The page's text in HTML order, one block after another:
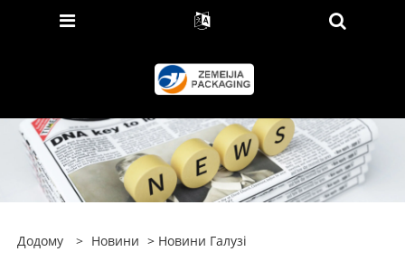
Додому > Новини > Новини Галузі